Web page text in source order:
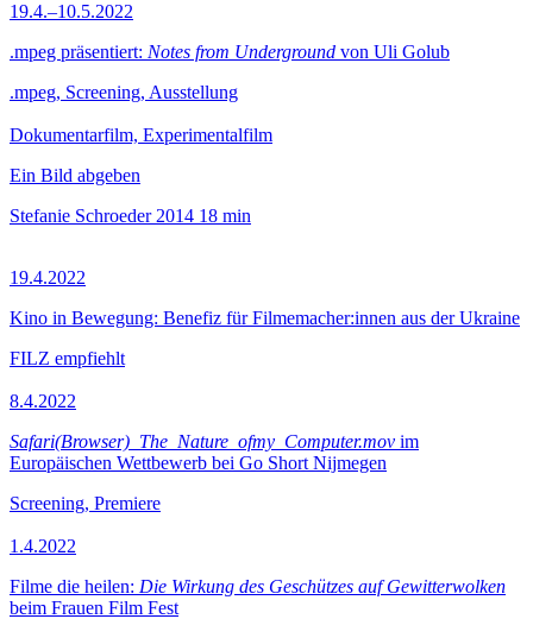
19.4.–10.5.2022
.mpeg präsentiert: Notes from Underground von Uli Golub
.mpeg, Screening, Ausstellung
Dokumentarfilm, Experimentalfilm
Ein Bild abgeben
Stefanie Schroeder 2014 18 min
19.4.2022
Kino in Bewegung: Benefiz für Filmemacher:innen aus der Ukraine
FILZ empfiehlt
8.4.2022
Safari(Browser)_The_Nature_ofmy_Computer.mov im
Europäischen Wettbewerb bei Go Short Nijmegen
Screening, Premiere
1.4.2022
Filme die heilen: Die Wirkung des Geschützes auf Gewitterwolken
beim Frauen Film Fest